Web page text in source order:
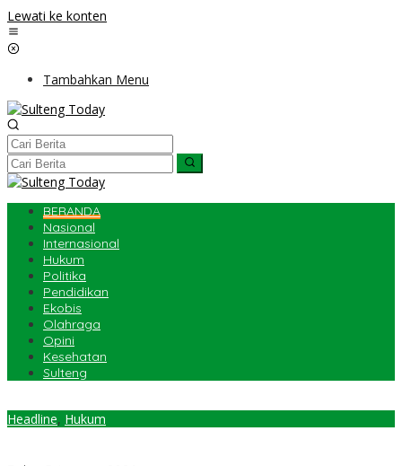
Lewati ke konten
Tambahkan Menu
BERANDA
Nasional
Internasional
Hukum
Politika
Pendidikan
Ekobis
Olahraga
Opini
Kesehatan
Sulteng
Headline, Hukum